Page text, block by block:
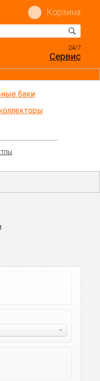
Корзина
24/7
Сервис
баки